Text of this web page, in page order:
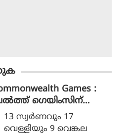
Games :
ഗെയിംസിന്
കൊടിയിറങ്ങി, മെഡ
ഇന്ത്യ നാലാമത്
13 സ്വര്‍ണവും 17
വെള്ളിയും 9 വെങ്കല